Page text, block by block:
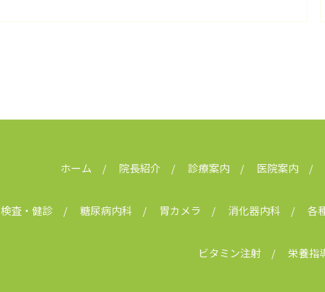
ホーム 院長紹介 診療案内 医院案内
検査・健診 糖尿病内科 胃カメラ 消化器内科 各
ビタミン注射 栄養指